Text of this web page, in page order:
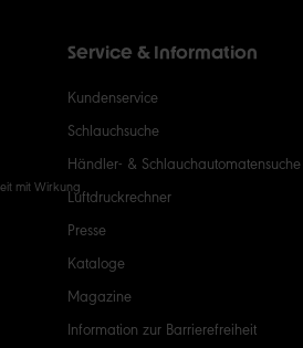
mit Wirkung
Service & Information
Kundenservice
Schlauchsuche
Händler- & Schlauchautomatensuche
Luftdruckrechner
Presse
Kataloge
Magazine
Information zur Barrierefreiheit